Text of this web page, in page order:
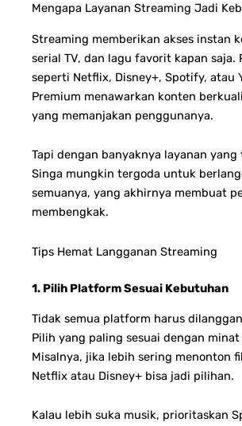
Mengapa Layanan Streaming Jadi
Streaming memberikan akses instan
serial TV, dan lagu favorit kapan saja.
seperti Netflix, Disney+, Spotify, atau
Premium menawarkan konten
yang memanjakan penggunanya.
Tapi dengan banyaknya layanan yang
Singa mungkin tergoda untuk
semuanya, yang akhirnya membuat
membengkak.
Tips Hemat Langganan Streaming
1. Pilih Platform Sesuai Kebutuhan
Tidak semua platform harus
Pilih yang paling sesuai dengan minat
Misalnya, jika lebih sering menonton
Netflix atau Disney+ bisa jadi pilihan.
Kalau lebih suka musik, prioritaskan